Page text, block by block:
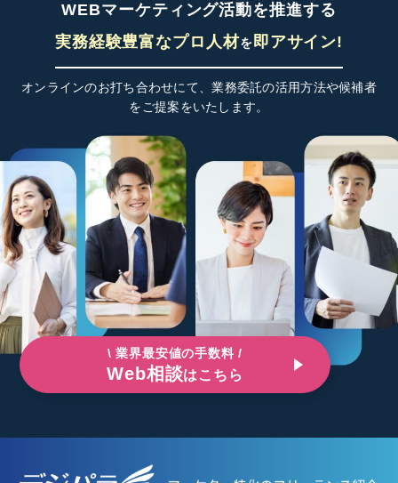
WEBマーケティング活動を推進する
実務経験豊富なプロ人材を即アサイン!
オンラインのお打ち合わせにて、業務委託の活用方法や候補者
をご提案をいたします。
\ 業界最安値の手数料 /
Web相談はこちら